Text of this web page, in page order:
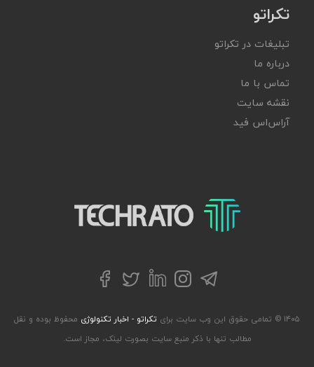
تکراتو
تبلیغات در تکراتو
درباره ما
تماس با ما
نقشه سایت
آر‌اس‌اس فید
تکراتو – زندگی با تکنولوژی
تلگراماینستاگرام
لینکداینتوییترفیسبوک
۱۴۰۵ © تمامی حقوق این وب سایت برای تکراتو - اخبار تکنولوژی محفوظ بوده و نقل
مطالب تنها با ذکر منبع سایت بصورت لینک، مجاز است.